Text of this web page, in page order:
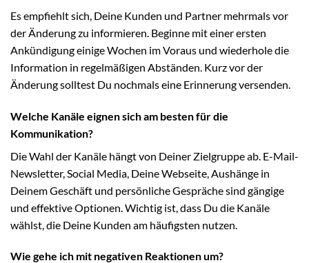
Es empfiehlt sich, Deine Kunden und Partner mehrmals vor
der Änderung zu informieren. Beginne mit einer ersten
Ankündigung einige Wochen im Voraus und wiederhole die
Information in regelmäßigen Abständen. Kurz vor der
Änderung solltest Du nochmals eine Erinnerung versenden.
Welche Kanäle eignen sich am besten für die
Kommunikation?
Die Wahl der Kanäle hängt von Deiner Zielgruppe ab. E-Mail-
Newsletter, Social Media, Deine Webseite, Aushänge in
Deinem Geschäft und persönliche Gespräche sind gängige
und effektive Optionen. Wichtig ist, dass Du die Kanäle
wählst, die Deine Kunden am häufigsten nutzen.
Wie gehe ich mit negativen Reaktionen um?